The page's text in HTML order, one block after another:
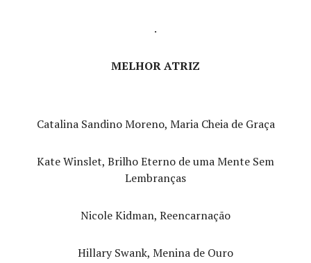
.
MELHOR ATRIZ
Catalina Sandino Moreno, Maria Cheia de Graça
Kate Winslet, Brilho Eterno de uma Mente Sem
Lembranças
Nicole Kidman, Reencarnação
Hillary Swank, Menina de Ouro